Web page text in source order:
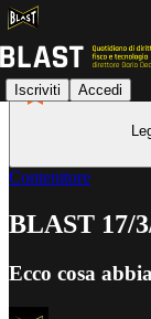
Iscriviti Accedi
Contenitore
BLAST 17/
Ecco cosa